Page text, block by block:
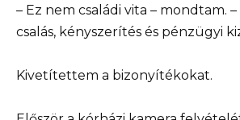
– Ez nem családi vita – mondtam.
csalás, kényszerítés és pénzügyi
Kivetítettem a bizonyítékokat.